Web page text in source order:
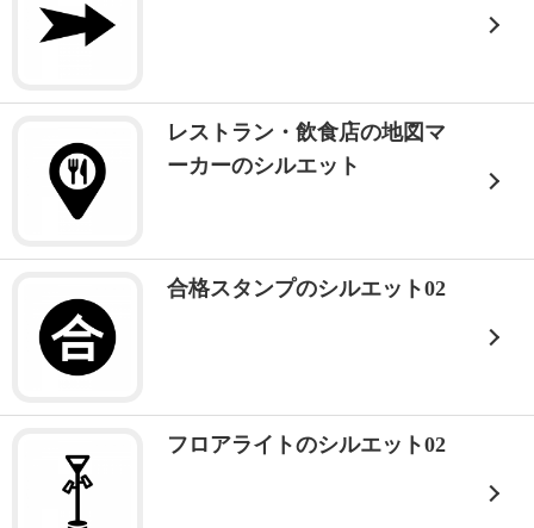
レストラン・飲食店の地図マ
ーカーのシルエット
合格スタンプのシルエット02
フロアライトのシルエット02